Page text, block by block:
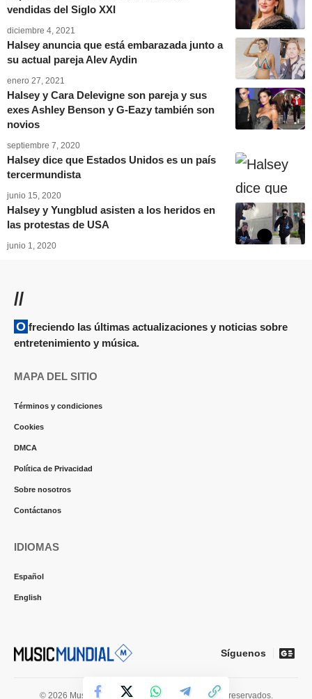
vendidas del Siglo XXI
diciembre 4, 2021
Halsey anuncia que está embarazada junto a
su actual pareja Alev Aydin
enero 27, 2021
Halsey y Cara Delevigne son pareja y sus
exes Ashley Benson y G-Eazy también son
novios
septiembre 7, 2020
Halsey dice que Estados Unidos es un país
tercermundista
junio 15, 2020
Halsey y Yungblud asisten a los heridos en
las protestas de USA
junio 1, 2020
//
Ofreciendo las últimas actualizaciones y noticias sobre
entretenimiento y música.
MAPA DEL SITIO
Términos y condiciones
Cookies
DMCA
Política de Privacidad
Sobre nosotros
Contáctanos
IDIOMAS
Español
English
Síguenos
© 2026 Music Mundial News. Todos los derechos reservados.